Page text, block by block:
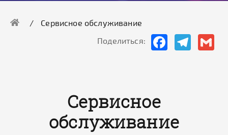
Сервисное обслуживание
Поделиться:
FacebookTelegram
Сервисное
обслуживание